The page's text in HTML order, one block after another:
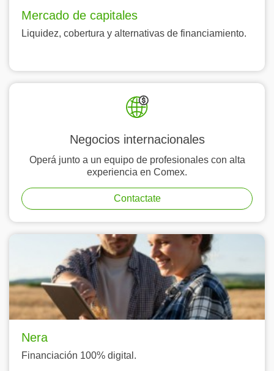
Mercado de capitales
Liquidez, cobertura y alternativas de financiamiento.
Negocios internacionales
Operá junto a un equipo de profesionales con alta
experiencia en Comex.
Contactate
Nera
Financiación 100% digital.